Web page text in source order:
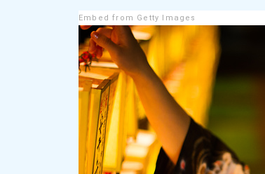
Embed from Getty Images